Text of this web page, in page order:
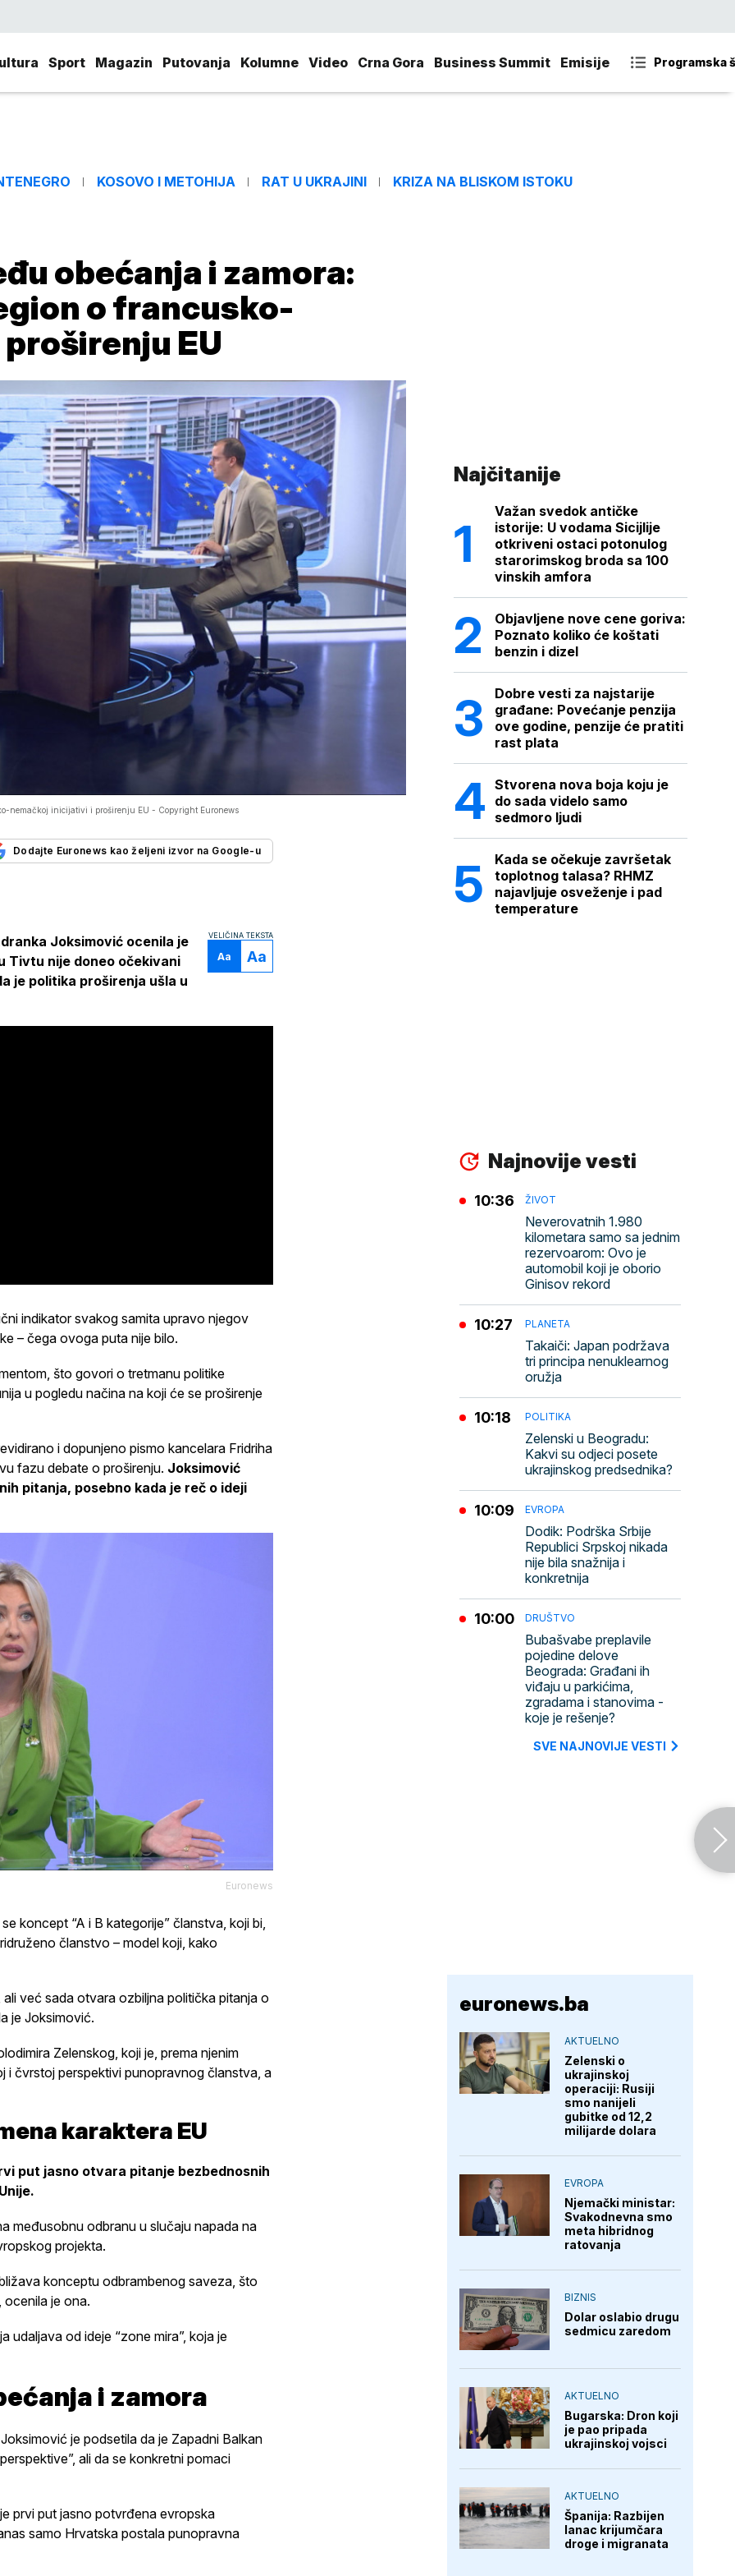
Sport Magazin Putovanja Kolumne Video Crna Gora Business Summit Emisije Programska
KOSOVO I METOHIJA RAT U UKRAJINI KRIZA NA BLISKOM ISTOKU
obećanja i zamora:
o francusko-
EU
nemačkoj inicijativi i proširenju EU - Copyright Euronews
Dodajte Euronews kao željeni izvor na Google-u
VELIČINA TEKSTA
Aa Aa
Joksimović ocenila je
Tivtu nije doneo očekivani
je politika proširenja ušla u
indikator svakog samita upravo njegov
– čega ovoga puta nije bilo.
što govori o tretmanu politike
u pogledu načina na koji će se proširenje
i dopunjeno pismo kancelara Fridriha
fazu debate o proširenju. Joksimović
pitanja, posebno kada je reč o ideji
Euronews
koncept “A i B kategorije” članstva, koji bi,
članstvo – model koji, kako
ali već sada otvara ozbiljna politička pitanja o
je Joksimović.
Zelenskog, koji je, prema njenim
i čvrstoj perspektivi punopravnog članstva, a
karaktera EU
put jasno otvara pitanje bezbednosnih
međusobnu odbranu u slučaju napada na
projekta.
konceptu odbrambenog saveza, što
ocenila je ona.
udaljava od ideje “zone mira”, koja je
i zamora
je podsetila da je Zapadni Balkan
ali da se konkretni pomaci
prvi put jasno potvrđena evropska
samo Hrvatska postala punopravna
Najčitanije
Važan svedok antičke
istorije: U vodama Sicijlije
otkriveni ostaci potonulog
starorimskog broda sa 100
vinskih amfora
Objavljene nove cene goriva:
Poznato koliko će koštati
benzin i dizel
Dobre vesti za najstarije
građane: Povećanje penzija
ove godine, penzije će pratiti
rast plata
Stvorena nova boja koju je
do sada videlo samo
sedmoro ljudi
Kada se očekuje završetak
toplotnog talasa? RHMZ
najavljuje osveženje i pad
temperature
Najnovije vesti
ŽIVOT
Neverovatnih 1.980
kilometara samo sa jednim
rezervoarom: Ovo je
automobil koji je oborio
Ginisov rekord
10:36
PLANETA
Takaiči: Japan podržava
tri principa nenuklearnog
oružja
10:27
POLITIKA
Zelenski u Beogradu:
Kakvi su odjeci posete
ukrajinskog predsednika?
10:18
EVROPA
Dodik: Podrška Srbije
Republici Srpskoj nikada
nije bila snažnija i
konkretnija
10:09
DRUŠTVO
Bubašvabe preplavile
pojedine delove
Beograda: Građani ih
viđaju u parkićima,
zgradama i stanovima -
koje je rešenje?
10:00
SVE NAJNOVIJE VESTI
euronews.ba
AKTUELNO
Zelenski o
ukrajinskoj
operaciji: Rusiji
smo nanijeli
gubitke od 12,2
milijarde dolara
EVROPA
Njemački ministar:
Svakodnevna smo
meta hibridnog
ratovanja
BIZNIS
Dolar oslabio drugu
sedmicu zaredom
AKTUELNO
Bugarska: Dron koji
je pao pripada
ukrajinskoj vojsci
AKTUELNO
Španija: Razbijen
lanac krijumčara
droge i migranata